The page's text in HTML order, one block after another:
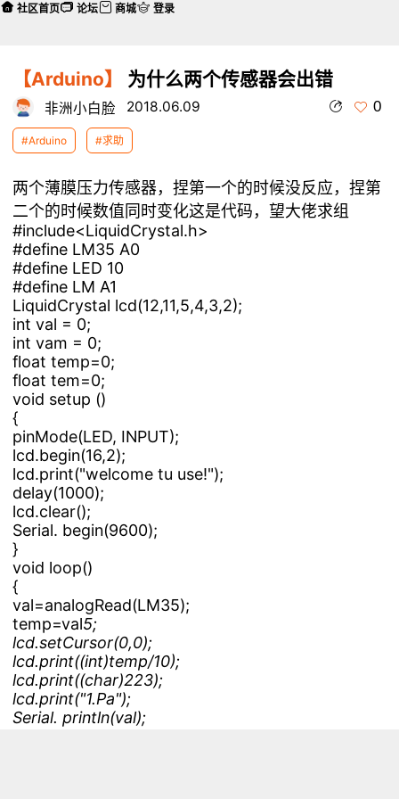
【Arduino】 为什么两个传感器会出错
非洲小白脸 2018.06.09 0
#Arduino #求助
两个薄膜压力传感器，捏第一个的时候没反应，捏第
二个的时候数值同时变化这是代码，望大佬求组
#include<LiquidCrystal.h>
#define LM35 A0
#define LED 10
#define LM A1
LiquidCrystal lcd(12,11,5,4,3,2);
int val = 0;
int vam = 0;
float temp=0;
float tem=0;
void setup ()
{
pinMode(LED, INPUT);
lcd.begin(16,2);
lcd.print("welcome tu use!");
delay(1000);
lcd.clear();
Serial. begin(9600);
}
void loop()
{
val=analogRead(LM35);
temp=val5;
lcd.setCursor(0,0);
lcd.print((int)temp/10);
lcd.print((char)223);
lcd.print("1.Pa");
Serial. println(val);
社区首页 论坛 商城 登录